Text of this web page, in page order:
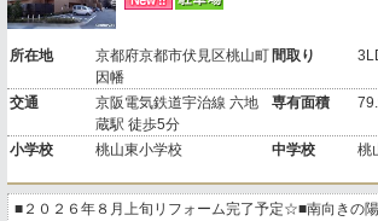
所在地
京都府京都市伏見区桃山町
因幡
間取り
交通
京阪電気鉄道宇治線 六地
蔵駅 徒歩5分
専有面積
小学校 桃山東小学校 中学校 桃
■２０２６年８月上旬リフォーム完了予定☆■南向きの